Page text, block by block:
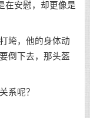
安慰，却更像是
垮，他的身体动
倒下去，那头盔
呢？